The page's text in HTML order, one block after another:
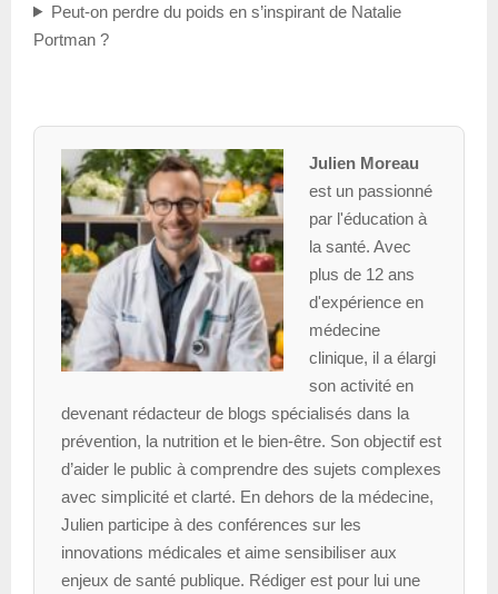
Peut-on perdre du poids en s’inspirant de Natalie
Portman ?
Julien Moreau
est un passionné
par l'éducation à
la santé. Avec
plus de 12 ans
d'expérience en
médecine
clinique, il a élargi
son activité en
devenant rédacteur de blogs spécialisés dans la
prévention, la nutrition et le bien-être. Son objectif est
d’aider le public à comprendre des sujets complexes
avec simplicité et clarté. En dehors de la médecine,
Julien participe à des conférences sur les
innovations médicales et aime sensibiliser aux
enjeux de santé publique. Rédiger est pour lui une